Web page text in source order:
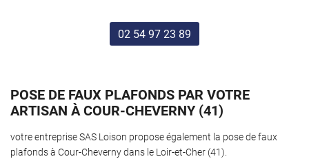
02 54 97 23 89
POSE DE FAUX PLAFONDS PAR VOTRE
ARTISAN À COUR-CHEVERNY (41)
votre entreprise SAS Loison propose également la pose de faux
plafonds à Cour-Cheverny dans le Loir-et-Cher (41).